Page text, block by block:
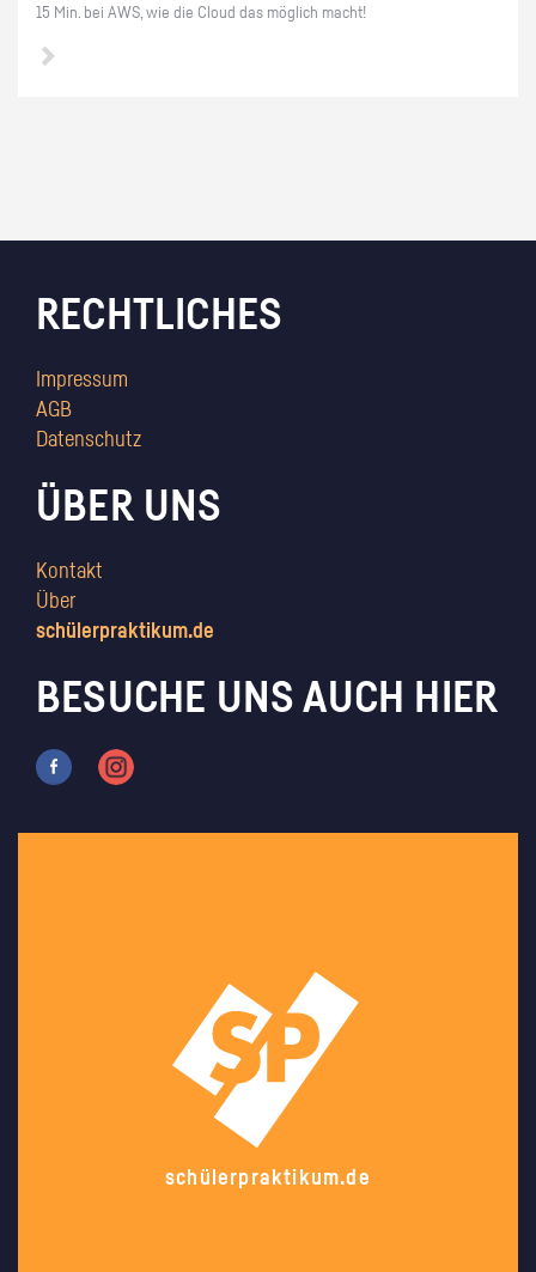
15 Min. bei AWS, wie die Cloud das mög­lich macht!
RECHTLICHES
Impressum
AGB
Datenschutz
ÜBER UNS
Kontakt
Über
schülerpraktikum.de
BESUCHE UNS AUCH HIER
schülerpraktikum.de